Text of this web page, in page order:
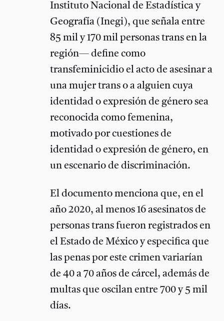
Instituto Nacional de Estadística y
Geografía (Inegi), que señala entre
85 mil y 170 mil personas trans en la
región— define como
transfeminicidio el acto de asesinar a
una mujer trans o a alguien cuya
identidad o expresión de género sea
reconocida como femenina,
motivado por cuestiones de
identidad o expresión de género, en
un escenario de discriminación.
El documento menciona que, en el
año 2020, al menos 16 asesinatos de
personas trans fueron registrados en
el Estado de México y especifica que
las penas por este crimen variarían
de 40 a 70 años de cárcel, además de
multas que oscilan entre 700 y 5 mil
días.